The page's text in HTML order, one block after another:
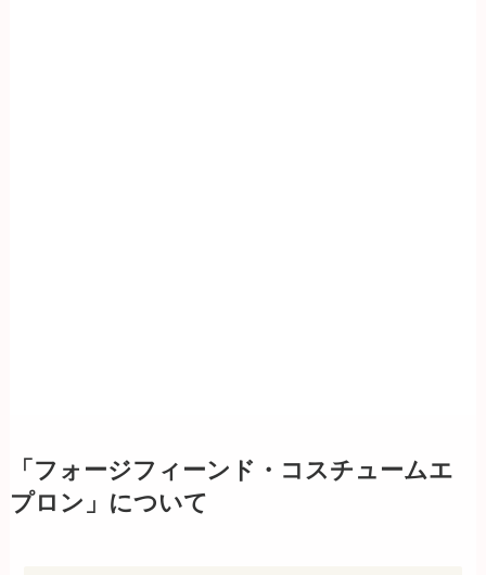
「フォージフィーンド・コスチュームエ
プロン」について